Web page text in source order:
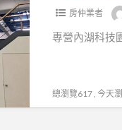
房仲業者
專營內湖科技
總瀏覽617 , 今天